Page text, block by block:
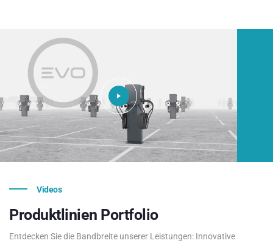
Videos
Produktlinien Portfolio
Entdecken Sie die Bandbreite unserer Leistungen: Innovative